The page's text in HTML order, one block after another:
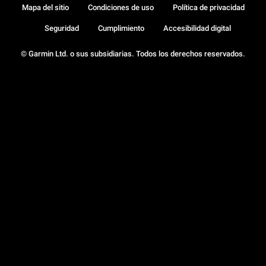
© Garmin Ltd. o sus subsidiarias. Todos los derechos reservados.
Mapa del sitio Condiciones de uso Política de privacidad
Seguridad Cumplimiento Accesibilidad digital